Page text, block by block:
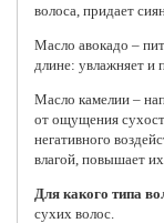
волоса, придает
Масло авокадо –
длине: увлажняет и
Масло камелии –
от ощущения
негативного
влагой, повышает их
Для какого типа
сухих волос.